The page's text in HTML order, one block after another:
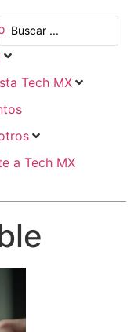
Tech MX
a Tech MX